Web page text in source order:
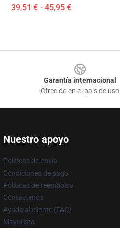
39,51 € - 45,95 €
Garantía internacional
Ofrecido en el país de uso
Nuestro apoyo
Políticas de envío
Condiciones de pago
Políticas de reembolso
Contáctenos
Ayuda al cliente (FAQ)
Mayorista